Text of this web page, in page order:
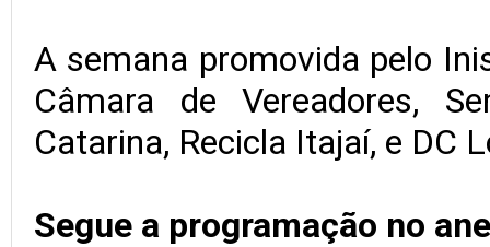
A semana promovida pelo
Câmara de Vereadores,
Catarina, Recicla Itajaí, e DC
Segue a programação no